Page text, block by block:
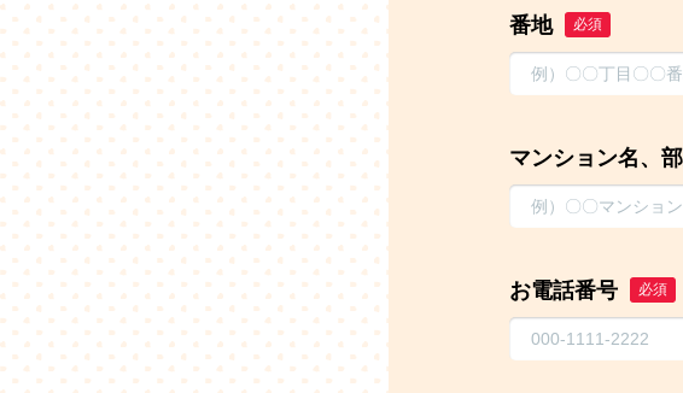
番地 必須
マンション名、
お電話番号 必須